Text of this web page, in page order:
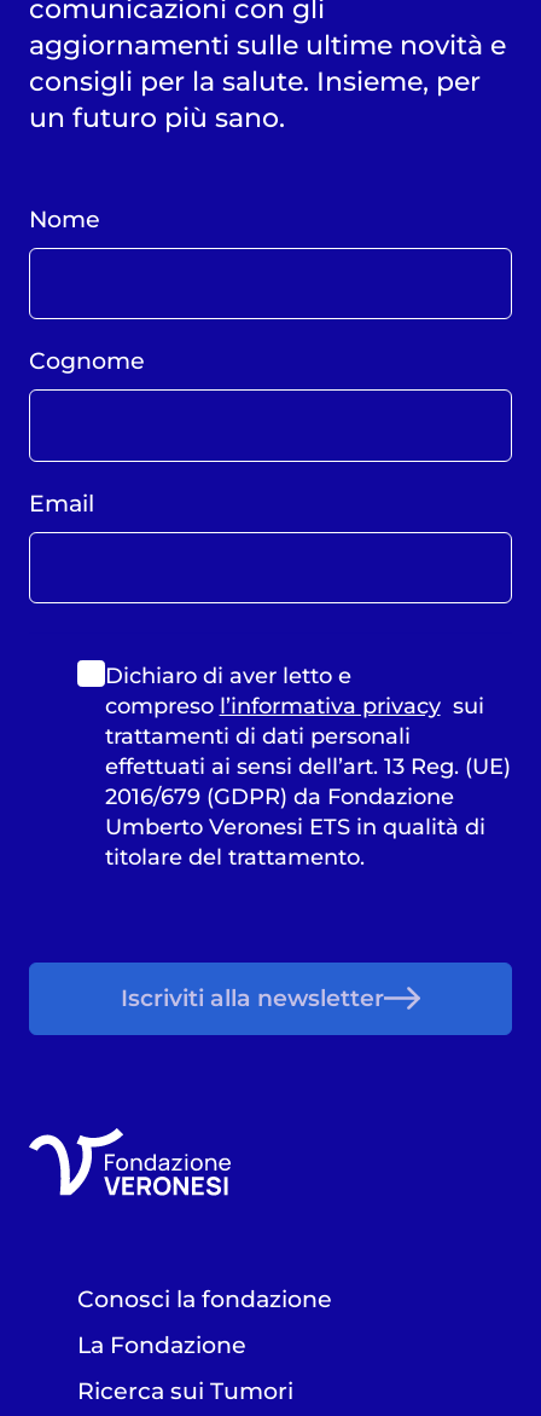
comunicazioni con gli
aggiornamenti sulle ultime novità e
consigli per la salute. Insieme, per
un futuro più sano.
Nome
Cognome
Email
Dichiaro di aver letto e
compreso l’informativa privacysui
trattamenti di dati personali
effettuati ai sensi dell’art. 13 Reg. (UE)
2016/679 (GDPR) da Fondazione
Umberto Veronesi ETS in qualità di
titolare del trattamento.
Iscriviti alla newsletter
Conosci la fondazione
La Fondazione
Ricerca sui Tumori